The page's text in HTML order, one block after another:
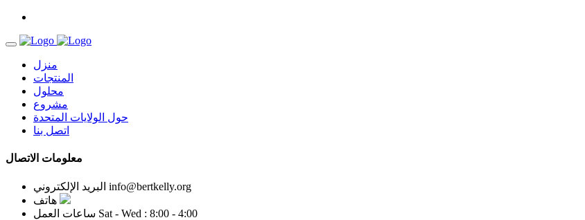
منزل
المنتجات
محلول
مشروع
حول الولايات المتحدة
اتصل بنا
معلومات الاتصال
البريد الإلكتروني info@bertkelly.org
هاتف
ساعات العمل Sat - Wed : 8:00 - 4:00